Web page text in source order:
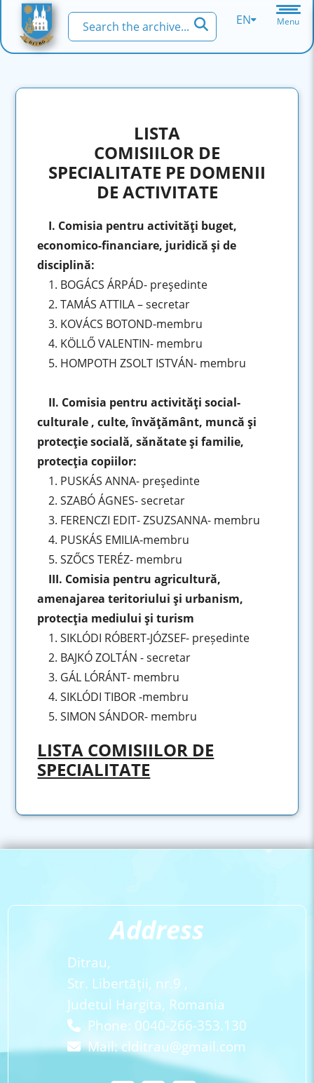
EN Menu
LISTA
COMISIILOR DE
SPECIALITATE PE DOMENII
DE ACTIVITATE
I. Comisia pentru activităţi buget,
economico-financiare, juridică şi de
disciplină:
1. BOGÁCS ÁRPÁD- preşedinte
2. TAMÁS ATTILA – secretar
3. KOVÁCS BOTOND-membru
4. KÖLLŐ VALENTIN- membru
5. HOMPOTH ZSOLT ISTVÁN- membru
II. Comisia pentru activităţi social-
culturale , culte, învăţământ, muncă şi
protecţie socială, sănătate şi familie,
protecţia copiilor:
1. PUSKÁS ANNA- preşedinte
2. SZABÓ ÁGNES- secretar
3. FERENCZI EDIT- ZSUZSANNA- membru
4. PUSKÁS EMILIA-membru
5. SZŐCS TERÉZ- membru
III. Comisia pentru agricultură,
amenajarea teritoriului şi urbanism,
protecţia mediului şi turism
1. SIKLÓDI RÓBERT-JÓZSEF- președinte
2. BAJKÓ ZOLTÁN - secretar
3. GÁL LÓRÁNT- membru
4. SIKLÓDI TIBOR -membru
5. SIMON SÁNDOR- membru
LISTA COMISIILOR DE
SPECIALITATE
Address
Ditrau,
Str. Libertăţii, nr.9 ,
Judetul Hargita, Romania
Phone: 0040-266-353.130
Mail:clditrau@gmail.com